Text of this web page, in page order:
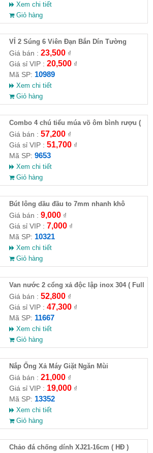
Xem chi tiết
Giỏ hàng
VỈ 2 Súng 6 Viên Đạn Bắn Dín Tường
Giá bán : 23,500₫
Giá sỉ VIP : 20,500₫
Mã SP: 10989
Xem chi tiết
Giỏ hàng
Combo 4 chú tiểu múa võ ôm bình rượu (
HĐ )
Giá bán : 57,200₫
Giá sỉ VIP : 51,700₫
Mã SP: 9653
Xem chi tiết
Giỏ hàng
Bút lông dầu đầu to 7mm nhanh khô
Giá bán : 9,000₫
Giá sỉ VIP : 7,000₫
Mã SP: 10321
Xem chi tiết
Giỏ hàng
Van nước 2 cổng xả độc lập inox 304 ( Full
VAT )
Giá bán : 52,800₫
Giá sỉ VIP : 47,300₫
Mã SP: 11667
Xem chi tiết
Giỏ hàng
Nắp Ống Xả Máy Giặt Ngăn Mùi
Giá bán : 21,000₫
Giá sỉ VIP : 19,000₫
Mã SP: 13352
Xem chi tiết
Giỏ hàng
Chảo đá chống dính XJ21-16cm ( HĐ )